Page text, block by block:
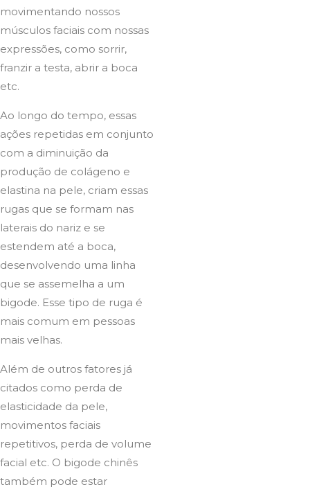
movimentando nossos
músculos faciais com nossas
expressões, como sorrir,
franzir a testa, abrir a boca
etc.
Ao longo do tempo, essas
ações repetidas em conjunto
com a diminuição da
produção de colágeno e
elastina na pele, criam essas
rugas que se formam nas
laterais do nariz e se
estendem até a boca,
desenvolvendo uma linha
que se assemelha a um
bigode. Esse tipo de ruga é
mais comum em pessoas
mais velhas.
Além de outros fatores já
citados como perda de
elasticidade da pele,
movimentos faciais
repetitivos, perda de volume
facial etc. O bigode chinês
também pode estar